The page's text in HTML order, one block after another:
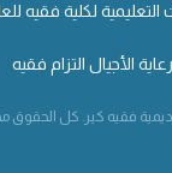
لكلية فقيه
رعاية الأجيال التزام فقيه